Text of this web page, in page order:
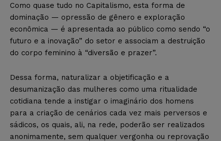
Como quase tudo no Capitalismo, esta forma de
dominação — opressão de gênero e exploração
econômica — é apresentada ao público como sendo “o
futuro e a inovação” do setor e associam a destruição
do corpo feminino à “diversão e prazer”.
Dessa forma, naturalizar a objetificação e a
desumanização das mulheres como uma ritualidade
cotidiana tende a instigar o imaginário dos homens
para a criação de cenários cada vez mais perversos e
sádicos, os quais, ali, na rede, poderão ser realizados
anonimamente, sem qualquer vergonha ou reprovação